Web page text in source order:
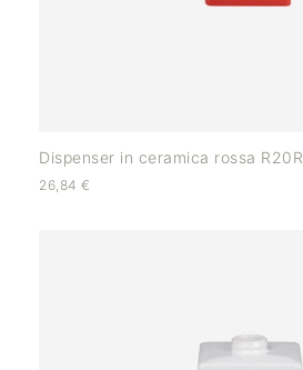
Dispenser in ceramica rossa R20R
26,84 €